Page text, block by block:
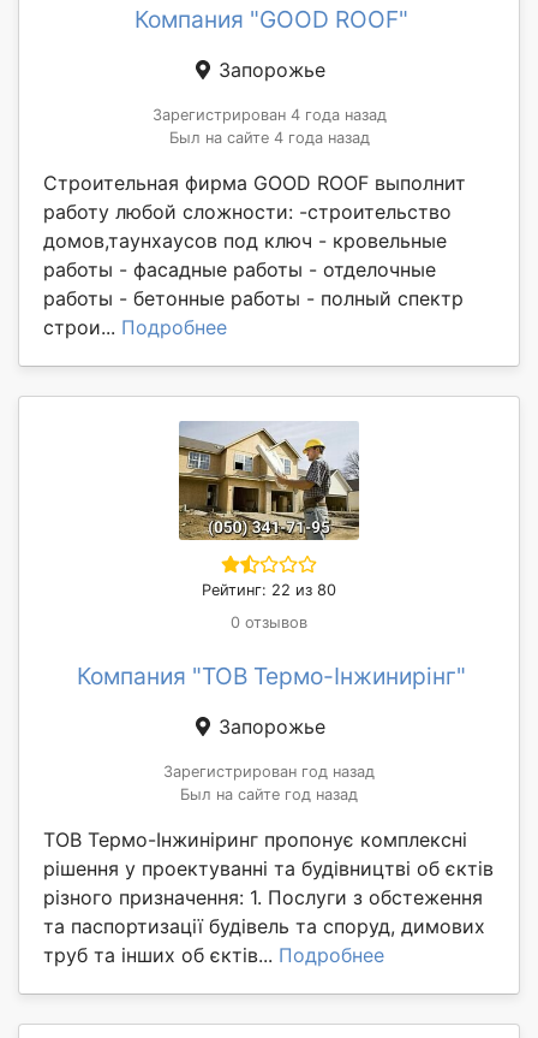
Компания "GOOD ROOF"
Запорожье
Зарегистрирован 4 года назад
Был на сайте 4 года назад
Строительная фирма GOOD ROOF выполнит
работу любой сложности: -строительство
домов,таунхаусов под ключ - кровельные
работы - фасадные работы - отделочные
работы - бетонные работы - полный спектр
строи... Подробнее
Рейтинг: 22 из 80
0 отзывов
Компания "ТОВ Термо-Інжинирінг"
Запорожье
Зарегистрирован год назад
Был на сайте год назад
ТОВ Термо-Інжиніринг пропонує комплексні
рішення у проектуванні та будівництві об єктів
різного призначення: 1. Послуги з обстеження
та паспортизації будівель та споруд, димових
труб та інших об єктів... Подробнее